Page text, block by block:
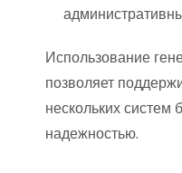
Использование
позволяет
нескольких систем
надежностью.